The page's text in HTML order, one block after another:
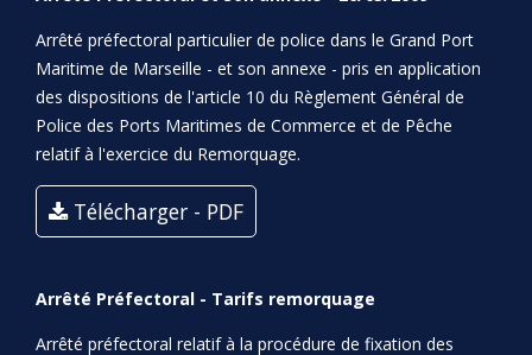
Arrêté préfectoral particulier de police dans le Grand Port
Maritime de Marseille - et son annexe - pris en application
des dispositions de l'article 10 du Règlement Général de
Police des Ports Maritimes de Commerce et de Pêche
relatif à l'exercice du Remorquage.
Télécharger - PDF
Arrêté Préfectoral - Tarifs remorquage
Arrêté préfectoral relatif à la procédure de fixation des